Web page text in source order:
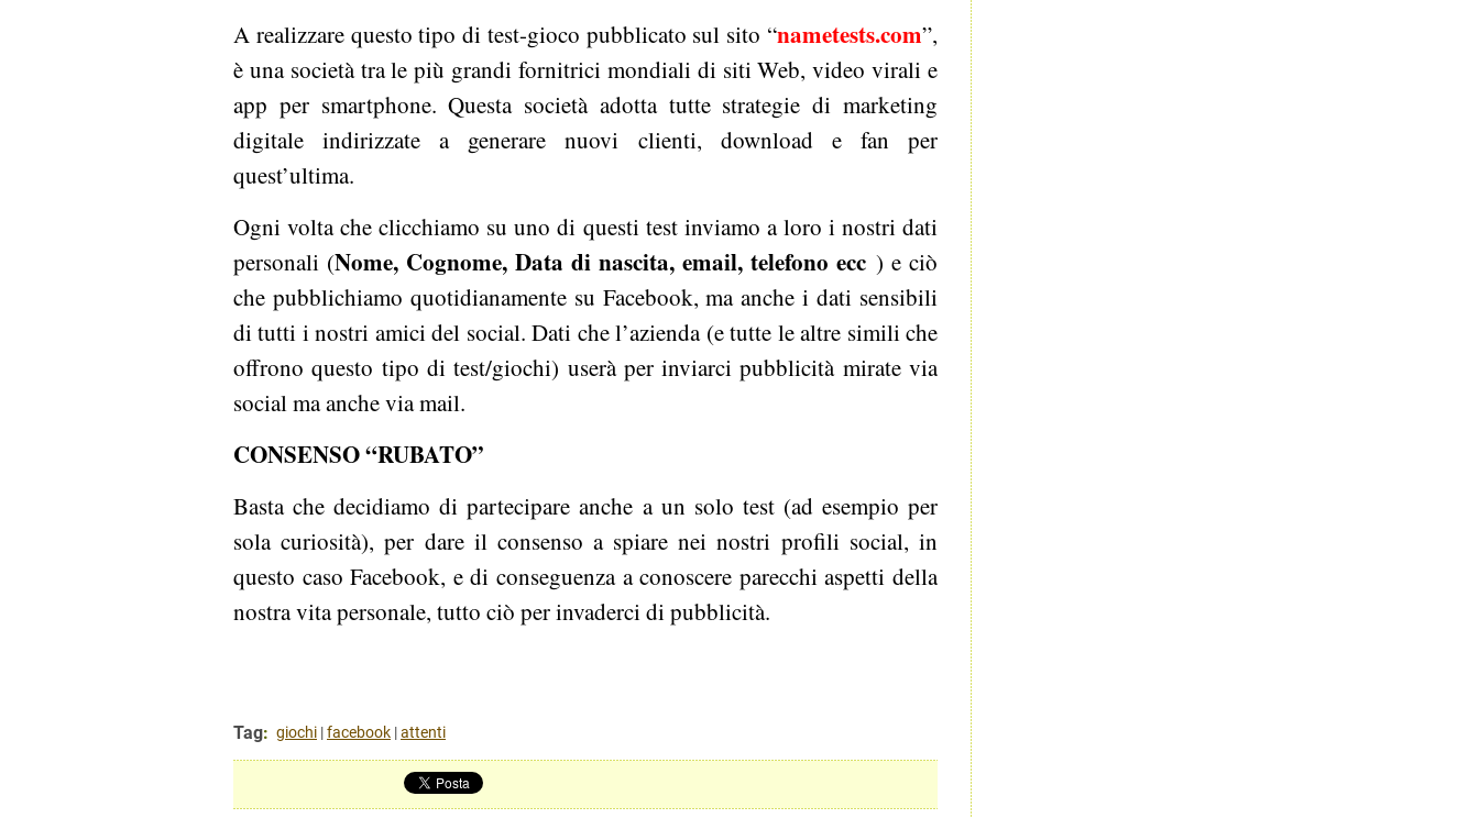
A realizzare questo tipo di test-gioco pubblicato sul sito “nametests.com”,
è una società tra le più grandi fornitrici mondiali di siti Web, video virali e
app per smartphone. Questa società adotta tutte strategie di marketing
digitale indirizzate a generare nuovi clienti, download e fan per
quest’ultima.
Ogni volta che clicchiamo su uno di questi test inviamo a loro i nostri dati
personali (Nome, Cognome, Data di nascita, email, telefono ecc ) e ciò
che pubblichiamo quotidianamente su Facebook, ma anche i dati sensibili
di tutti i nostri amici del social. Dati che l’azienda (e tutte le altre simili che
offrono questo tipo di test/giochi) userà per inviarci pubblicità mirate via
social ma anche via mail.
CONSENSO “RUBATO”
Basta che decidiamo di partecipare anche a un solo test (ad esempio per
sola curiosità), per dare il consenso a spiare nei nostri profili social, in
questo caso Facebook, e di conseguenza a conoscere parecchi aspetti della
nostra vita personale, tutto ciò per invaderci di pubblicità.
Tag: giochi |facebook |attenti